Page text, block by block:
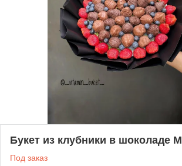
Букет из клубники в шоколаде М
Под заказ